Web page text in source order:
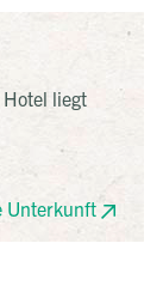
liegt
Unterkunft